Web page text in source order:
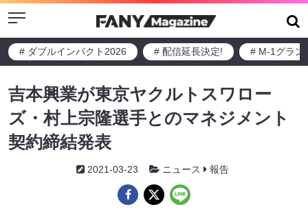
Menu
# ダブルインパクト2026 # 配信延長決定! # M-1グラン
吉本興業が東京ヤクルトスワロー
ズ・村上宗隆選手とのマネジメント
契約締結発表
2021-03-23 ニュース 報告